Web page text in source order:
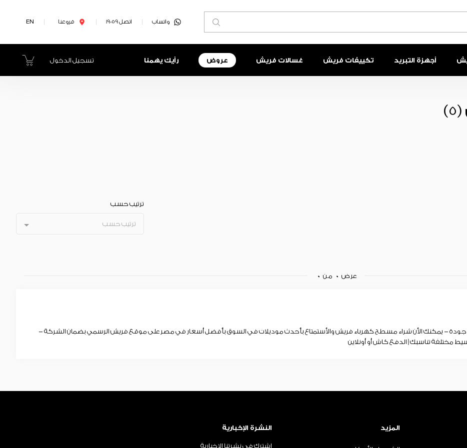
واتساب اتصل 19059 فروعنا EN
أجهزة التبريد تكييفات فريش غسالات فريش عروض رأيك يهمنا تسجيل الدخول
(5)
ترتيب حسب
ترتيب حسب
عرض 0 من 0
- يمكنك الأن شراء مسطح كهرباء فريش والأستمتاع بأحدث موديلات في السوق بأفضل أسعار في مصر على موقع فريش الرسمي بضمان الشركة -
مختلفة تناسبك | الدفع كاش أو أونلاين
المزيد النشرة الإخبارية
اشترك في نشرتنا الإخبارية